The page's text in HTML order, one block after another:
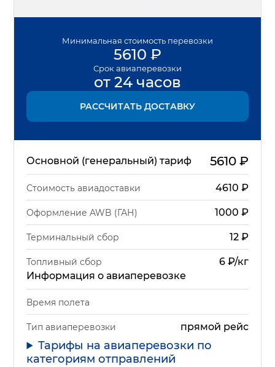
Минимальная стоимость перевозки
5610 ₽
Срок авиаперевозки
от 24 часов
РАССЧИТАТЬ ДОСТАВКУ
Основной (генеральный) тариф 5610₽
Стоимость авиадоставки 4610 ₽
Оформление AWB (ГАН) 1000 ₽
Терминальный сбор 12₽
Топливный сбор
6 ₽/кг
Информация о авиаперевозке
Время полета
Тип авиаперевозки прямой рейс
Тарифы на авиаперевозки по
категориям отправлений